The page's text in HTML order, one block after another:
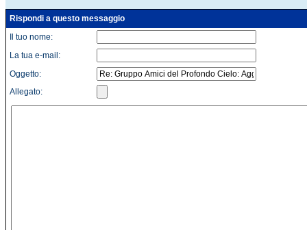
Rispondi a questo messaggio
Il tuo nome:
La tua e-mail:
Oggetto:
Allegato: